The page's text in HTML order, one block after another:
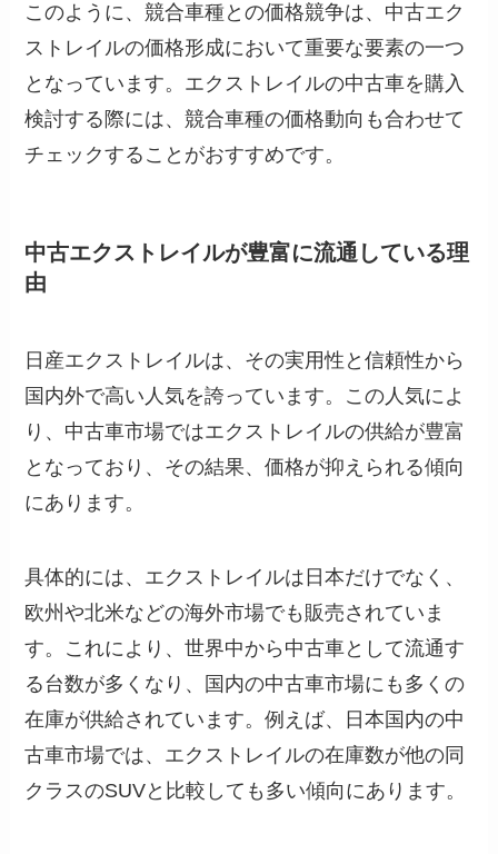
このように、競合車種との価格競争は、中古エク
ストレイルの価格形成において重要な要素の一つ
となっています。エクストレイルの中古車を購入
検討する際には、競合車種の価格動向も合わせて
チェックすることがおすすめです。
中古エクストレイルが豊富に流通している理
由
日産エクストレイルは、その実用性と信頼性から
国内外で高い人気を誇っています。この人気によ
り、中古車市場ではエクストレイルの供給が豊富
となっており、その結果、価格が抑えられる傾向
にあります。
具体的には、エクストレイルは日本だけでなく、
欧州や北米などの海外市場でも販売されていま
す。これにより、世界中から中古車として流通す
る台数が多くなり、国内の中古車市場にも多くの
在庫が供給されています。例えば、日本国内の中
古車市場では、エクストレイルの在庫数が他の同
クラスのSUVと比較しても多い傾向にあります。